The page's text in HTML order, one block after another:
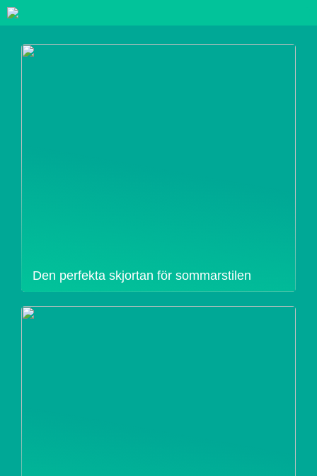
Den perfekta skjortan för sommarstilen